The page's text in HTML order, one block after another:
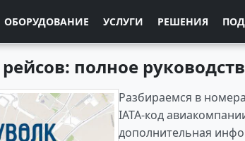
ОБОРУДОВАНИЕ УСЛУГИ РЕШЕНИЯ
полное
Разбираемся в
IATA-код
дополнительная